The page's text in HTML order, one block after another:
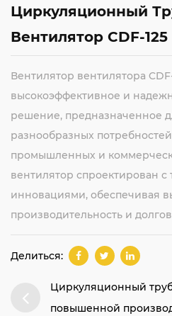
Циркуляционный
Вентилятор CDF-125
Вентилятор вентилятора
высокоэффективное и
решение, предназначенное
разнообразных
промышленных и
вентилятор спроектирован с
инновациями, обеспечивая
производительность и
Делиться:
Циркуляционный
повышенной